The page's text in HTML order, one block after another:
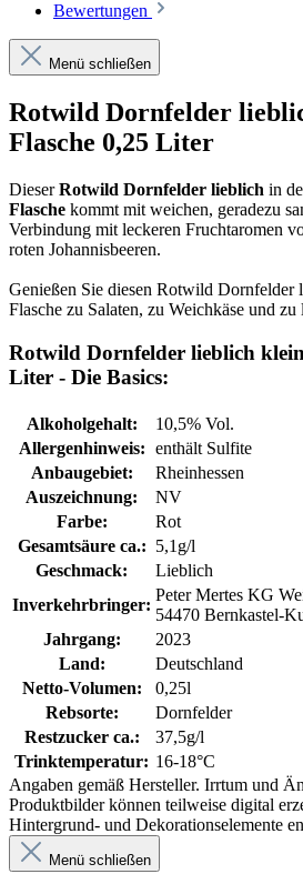
Bewertungen
Menü schließen
Rotwild Dornfelder
Flasche 0,25 Liter
DieserRotwild Dornfelder lieblich in
Flasche kommt mit weichen, geradezu
Verbindung mit leckeren Fruchtaromen
roten Johannisbeeren.
Genießen Sie diesen Rotwild Dornfelder
Flasche zu Salaten, zu Weichkäse und
Rotwild Dornfelder lieblich
Liter - Die Basics:
Alkoholgehalt:
10,5% Vol.
Allergenhinweis: enthält Sulfite
Anbaugebiet:
Rheinhessen
Auszeichnung:
NV
Farbe:
Rot
Gesamtsäure ca.: 5,1g/l
Geschmack:
Lieblich
Inverkehrbringer:
Peter Mertes KG
54470 Bernkastel-
Jahrgang:
2023
Land:
Deutschland
Netto-Volumen:
0,25l
Rebsorte:
Dornfelder
Restzucker ca.:
37,5g/l
Trinktemperatur: 16-18°C
Angaben gemäß Hersteller. Irrtum und
Produktbilder können teilweise digital
Hintergrund- und Dekorationselemente
Menü schließen